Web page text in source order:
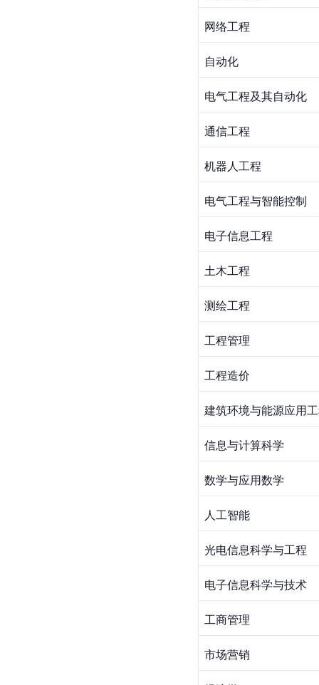
网络工程
自动化
电气工程及其自动化
通信工程
机器人工程
电气工程与智能控制
电子信息工程
土木工程
测绘工程
工程管理
工程造价
建筑环境与能源应用
信息与计算科学
数学与应用数学
人工智能
光电信息科学与工程
电子信息科学与技术
工商管理
市场营销